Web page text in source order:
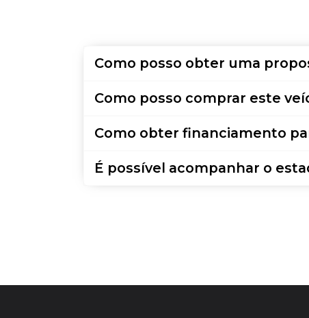
Como posso obter uma
Como posso comprar este
Como obter financiamento
É possível acompanhar o